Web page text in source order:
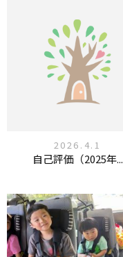
2026.4.1
自己評価（2025年...